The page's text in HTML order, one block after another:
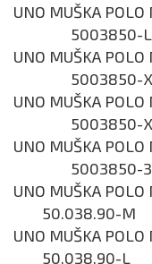
UNO MUŠKA POLO
5003850-L
UNO MUŠKA POLO
5003850-
UNO MUŠKA POLO
5003850-
UNO MUŠKA POLO
5003850-
UNO MUŠKA POLO
50.038.90-M
UNO MUŠKA POLO
50.038.90-L